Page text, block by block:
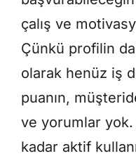
çalış ve
Çünkü profilin
olarak henüz iş
puanın,
ve yorumlar
kadar aktif